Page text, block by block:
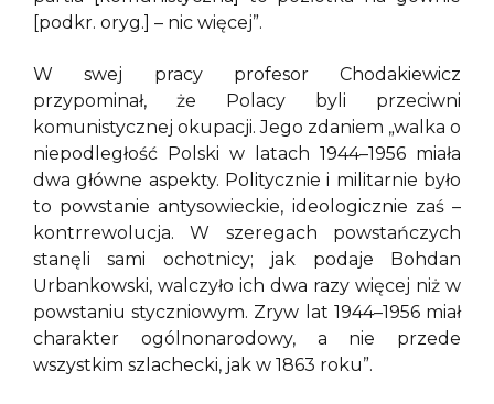
[podkr. oryg.] – nic więcej”.
W swej pracy profesor Chodakiewicz
przypominał, że Polacy byli przeciwni
komunistycznej okupacji. Jego zdaniem „walka o
niepodległość Polski w latach 1944–1956 miała
dwa główne aspekty. Politycznie i militarnie było
to powstanie antysowieckie, ideologicznie zaś –
kontrrewolucja. W szeregach powstańczych
stanęli sami ochotnicy; jak podaje Bohdan
Urbankowski, walczyło ich dwa razy więcej niż w
powstaniu styczniowym. Zryw lat 1944–1956 miał
charakter ogólnonarodowy, a nie przede
wszystkim szlachecki, jak w 1863 roku”.